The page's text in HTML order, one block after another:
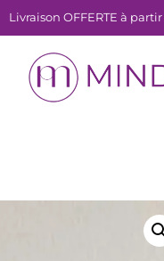
Livraison OFFERTE à